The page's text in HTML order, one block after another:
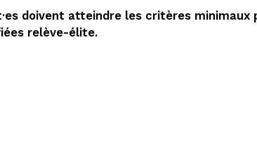
doivent atteindre les critères minimaux
relève-élite.